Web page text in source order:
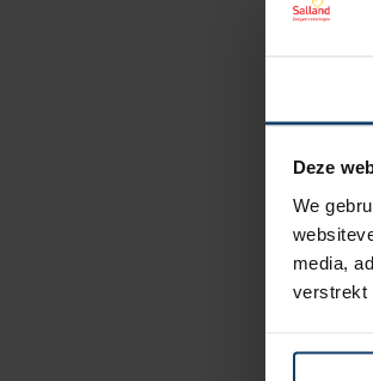
Deze
We
media,
verstrekt